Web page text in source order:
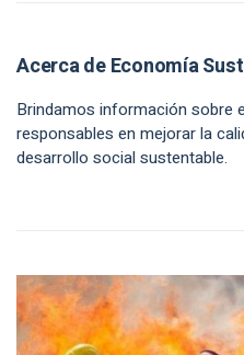
Acerca de Economía
Brindamos información sobre
responsables en mejorar la
desarrollo social sustentable.